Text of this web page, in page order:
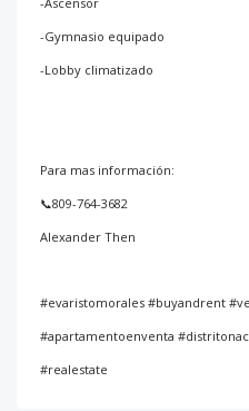
-Gymnasio equipado
-Lobby climatizado
Para mas información:
📞809-764-3682
Alexander Then
#evaristomorales #buyandrent
#apartamentoenventa
#realestate